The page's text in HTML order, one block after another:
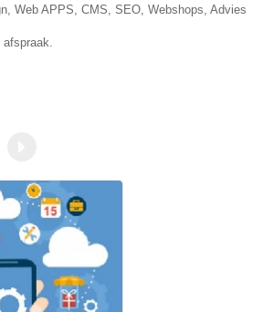
Web APPS, CMS, SEO, Webshops, Advies